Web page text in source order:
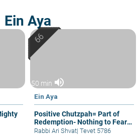
Ein Aya
50 min volume_up
Ein Aya
Positive Chutzpah= Part of
Redemption- Nothing to Fear
but Fear Itself!
Rabbi Ari Shvat| Tevet 5786